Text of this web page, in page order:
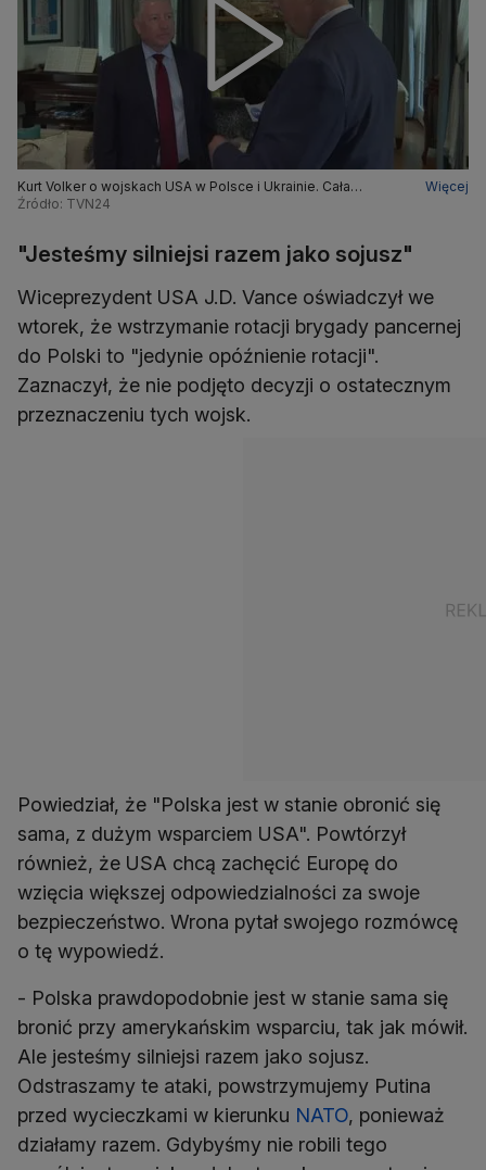
Kurt Volker o wojskach USA w Polsce i Ukrainie. Cała
rozmowa z korespondentem "Faktów" TVN Marcinem Wroną
Więcej
Źródło: TVN24
"Jesteśmy silniejsi razem jako sojusz"
Wiceprezydent USA J.D. Vance oświadczył we
wtorek, że wstrzymanie rotacji brygady pancernej
do Polski to "jedynie opóźnienie rotacji".
Zaznaczył, że nie podjęto decyzji o ostatecznym
przeznaczeniu tych wojsk.
Powiedział, że "Polska jest w stanie obronić się
sama, z dużym wsparciem USA". Powtórzył
również, że USA chcą zachęcić Europę do
wzięcia większej odpowiedzialności za swoje
bezpieczeństwo. Wrona pytał swojego rozmówcę
o tę wypowiedź.
- Polska prawdopodobnie jest w stanie sama się
bronić przy amerykańskim wsparciu, tak jak mówił.
Ale jesteśmy silniejsi razem jako sojusz.
Odstraszamy te ataki, powstrzymujemy Putina
przed wycieczkami w kierunku NATO, ponieważ
działamy razem. Gdybyśmy nie robili tego